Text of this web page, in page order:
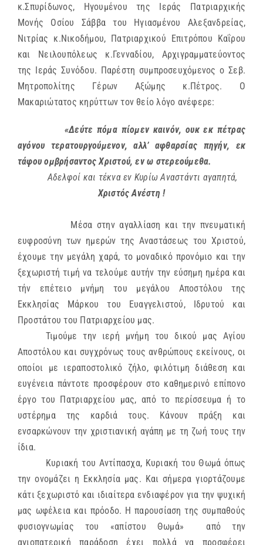
κ.Σπυρίδωνος, Ηγουμένου της Ιεράς Πατριαρχικής
Μονής Οσίου Σάββα του Ηγιασμένου Αλεξανδρείας,
Νιτρίας κ.Νικοδήμου, Πατριαρχικού Επιτρόπου Καΐρου
και Νειλουπόλεως κ.Γενναδίου, Αρχιγραμματεύοντος
της Ιεράς Συνόδου. Παρέστη συμπροσευχόμενος ο Σεβ.
Μητροπολίτης Γέρων Αξώμης κ.Πέτρος. Ο
Μακαριώτατος κηρύττων τον θείο λόγο ανέφερε:
«Δεύτε πόμα πίομεν καινόν, ουκ εκ πέτρας
αγόνου τερατουργούμενον, αλλ’ αφθαρσίας πηγήν, εκ
τάφου ομβρήσαντος Χριστού, εν ω στερεούμεθα.
Αδελφοί και τέκνα εν Κυρίω Αναστάντι αγαπητά,
Χριστός Ανέστη !
Μέσα στην αγαλλίαση και την πνευματική
ευφροσύνη των ημερών της Αναστάσεως του Χριστού,
έχουμε την μεγάλη χαρά, το μοναδικό προνόμιο και την
ξεχωριστή τιμή να τελούμε αυτήν την εύσημη ημέρα και
τήν επέτειο μνήμη του μεγάλου Αποστόλου της
Εκκλησίας Μάρκου του Ευαγγελιστού, Ιδρυτού και
Προστάτου του Πατριαρχείου μας.
Τιμούμε την ιερή μνήμη του δικού μας Αγίου
Αποστόλου και συγχρόνως τους ανθρώπους εκείνους, οι
οποίοι με ιεραποστολικό ζήλο, φιλότιμη διάθεση και
ευγένεια πάντοτε προσφέρουν στο καθημερινό επίπονο
έργο του Πατριαρχείου μας, από το περίσσευμα ή το
υστέρημα της καρδιά τους. Κάνουν πράξη και
ενσαρκώνουν την χριστιανική αγάπη με τη ζωή τους την
ίδια.
Κυριακή του Αντίπασχα, Κυριακή του Θωμά όπως
την ονομάζει η Εκκλησία μας. Και σήμερα γιορτάζουμε
κάτι ξεχωριστό και ιδιαίτερα ενδιαφέρον για την ψυχική
μας ωφέλεια και πρόοδο. Η παρουσίαση της συμπαθούς
φυσιογνωμίας του «απίστου Θωμά» από την
αγιοπατερική παράδοση έχει πολλά να προσφέρει